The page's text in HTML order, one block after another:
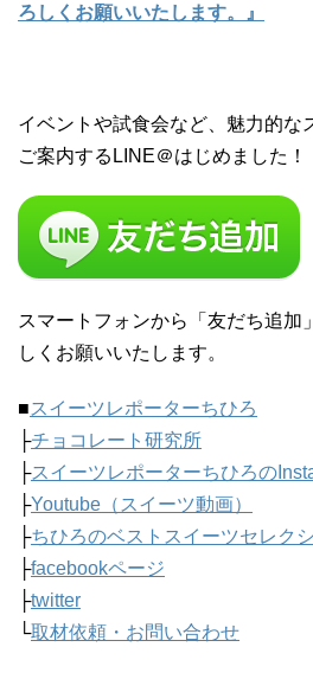
ろしくお願いいたします。』
イベントや試食会など、魅力的な
ご案内するLINE＠はじめました！
スマートフォンから「友だち追加
しくお願いいたします。
■スイーツレポーターちひろ
├チョコレート研究所
├スイーツレポーターちひろの
├Youtube（スイーツ動画）
├ちひろのベストスイーツセレク
├facebookページ
├twitter
└取材依頼・お問い合わせ